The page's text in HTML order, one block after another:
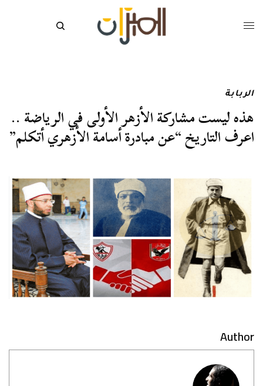
الربابة
هذه ليست مشاركة الأزهر الأولى في الرياضة ..
اعرف التاريخ “عن مبادرة أسامة الأزهري أتكلم”
Author